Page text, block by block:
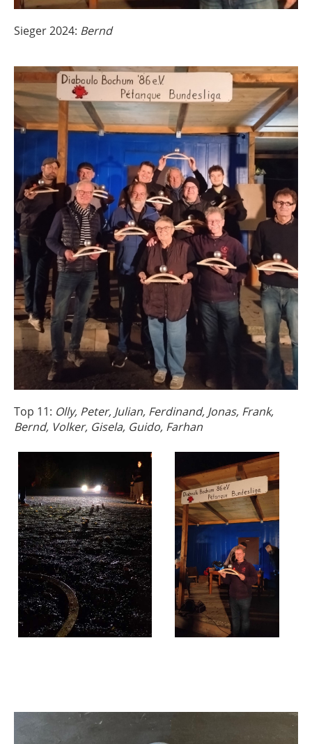
Sieger 2024: Bernd
Top 11: Olly, Peter, Julian, Ferdinand, Jonas, Frank,
Bernd, Volker, Gisela, Guido, Farhan